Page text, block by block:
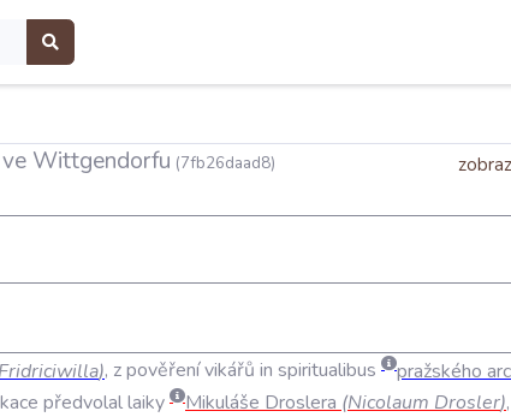
Wittgendorfu (7fb26daad8)
), zpověřenívikářů in spiritualibus pražského
předvolallaiky Mikuláše Droslera (Nicolaum Drosler),